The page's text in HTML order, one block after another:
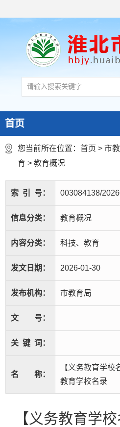
首页
您当前所在位置： 首页 > 市
育 > 教育概况
索 引 号： 003084138/
信息分类： 教育概况
内容分类： 科技、教育
发文日期： 2026-01-30
发布机构： 市教育局
文 号：
关 键 词：
名 称：
【义务教育学
教育学校名录
【义务教育学